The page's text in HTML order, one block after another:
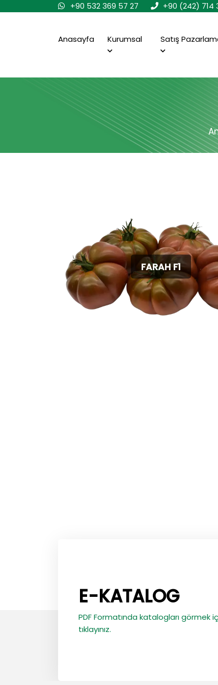
+90 532 369 57 27 +90 (242) 714
Anasayfa Kurumsal Satış
FARAH F1
E-KATALOG
PDF Formatında katalogları görmek
tıklayınız.